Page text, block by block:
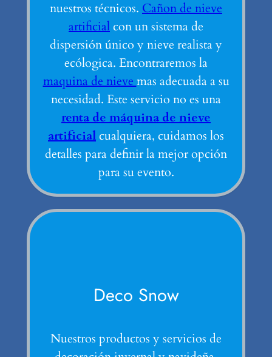
nuestros técnicos. Cañon de nieve
artificialcon un sistema de
dispersión único y nieve realista y
ecólogica. Encontraremos la
maquina de nieve mas adecuada a su
necesidad. Este servicio no es una
renta de máquina de nieve
artificialcualquiera, cuidamos los
detalles para definir la mejor opción
para su evento.
Deco Snow
Nuestros productos y servicios de